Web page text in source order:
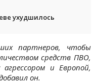
ухудшилось
партнеров, чтобы
средств ПВО,
и Европой,
он.